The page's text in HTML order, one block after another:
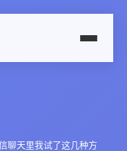
聊天里我试了这几种方